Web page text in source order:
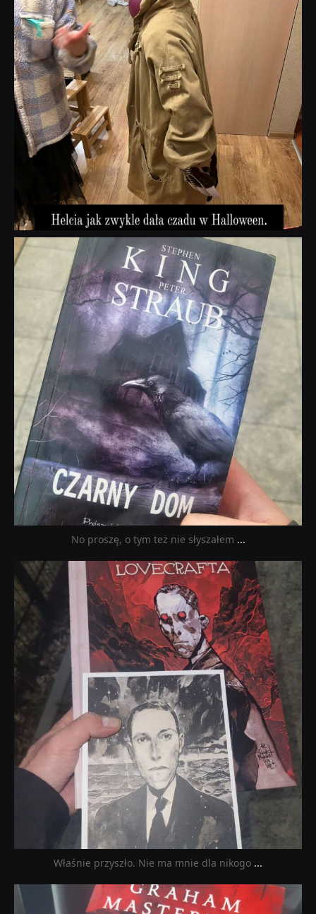
dobryhorror
Wrz 23
No proszę, o tym też nie słyszałem ...
dobryhorror
Wrz 19
Właśnie przyszło. Nie ma mnie dla nikogo ...
dobryhorror
Sie 23